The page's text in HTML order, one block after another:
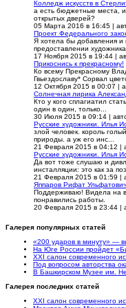
Колледж искусств в
а есть бюджетные места,
открытых дверей?
05 Марта 2016 в 16:45 |
Проект Федерального
Я хотела бы добавления и
предоставлении
17 Ноября 2015 в 19:44 |
Прикоснись к прекрасному!
Ко всему Прекрасному
Гвьездославу* Сорвал
12 Октября 2015 в 00:07 |
Солнечная лирика
Кто у кого сплагиатил
один в один, только...
30 Июля 2015 в 09:14 |
Русские художники. Илья
злой человек. король
природы. а уж его инс...
21 Февраля 2015 в 04:12 |
Русские художники. Илья
Да вот тоже слушаю и
инсталляции: это как за
21 Февраля 2015 в 01:59 |
Яппаров Рифат Ульфатович
Поддерживаю! Видела на
понравились работы.
20 Февраля 2015 в 23:44 |
Галерея популярных статей
«200 ударов в минуту» —
На Юге России пройдет
XXI салон современного
Под вопросом авторства
В Башкирском Музее им.
Галерея последних статей
XXI салон современного